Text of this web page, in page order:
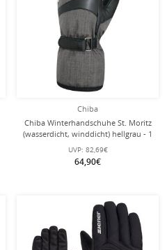
Chiba
Chiba Winterhandschuhe St. Moritz
(wasserdicht, winddicht) hellgrau - 1
Paar
UVP: 82,69€
64,90€